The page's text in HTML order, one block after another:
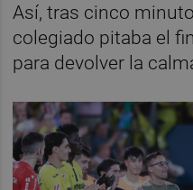
Así, tras cinco
colegiado pitaba el
para devolver la